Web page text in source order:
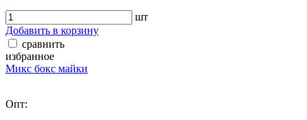
шт
Добавить в корзину
сравнить
избранное
Микс бокс майки
Опт: